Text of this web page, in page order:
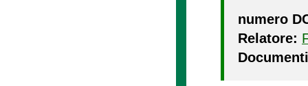
numero
Relatore: